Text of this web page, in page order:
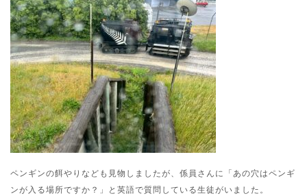
ペンギンの餌やりなども見物しましたが、係員さんに「あの穴はペンギ
ンが入る場所ですか？」と英語で質問している生徒がいました。